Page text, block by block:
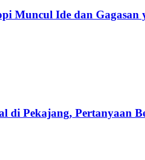
Muncul Ide dan Gagasan
di Pekajang, Pertanyaan